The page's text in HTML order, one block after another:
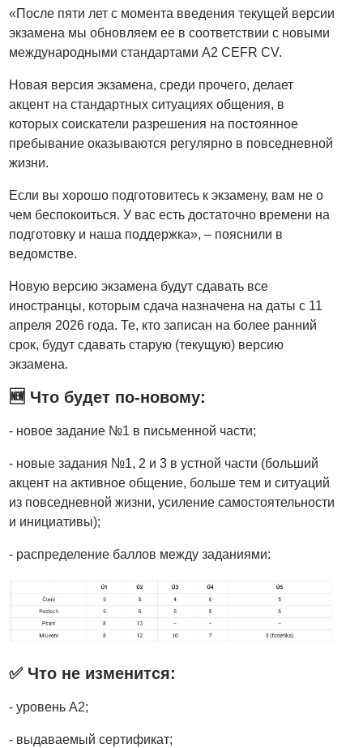
«После пяти лет с момента введения текущей версии
экзамена мы обновляем ее в соответствии с новыми
международными стандартами A2 CEFR CV.
Новая версия экзамена, среди прочего, делает
акцент на стандартных ситуациях общения, в
которых соискатели разрешения на постоянное
пребывание оказываются регулярно в повседневной
жизни.
Если вы хорошо подготовитесь к экзамену, вам не о
чем беспокоиться. У вас есть достаточно времени на
подготовку и наша поддержка», – пояснили в
ведомстве.
Новую версию экзамена будут сдавать все
иностранцы, которым сдача назначена на даты с 11
апреля 2026 года. Те, кто записан на более ранний
срок, будут сдавать старую (текущую) версию
экзамена.
🆕 Что будет по-новому:
- новое задание №1 в письменной части;
- новые задания №1, 2 и 3 в устной части (больший
акцент на активное общение, больше тем и ситуаций
из повседневной жизни, усиление самостоятельности
и инициативы);
- распределение баллов между заданиями:
✅ Что не изменится:
- уровень А2;
- выдаваемый сертификат;